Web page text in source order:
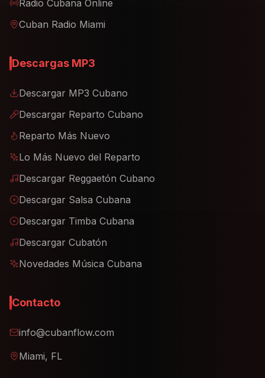
Radio Cubana Online
Cuban Radio Miami
Descargas MP3
Descargar MP3 Cubano
Descargar Reparto Cubano
Reparto Más Nuevo
Lo Más Nuevo del Reparto
Descargar Reggaetón Cubano
Descargar Salsa Cubana
Descargar Timba Cubana
Descargar Cubatón
Novedades Música Cubana
Contacto
info@cubanflow.com
Miami, FL